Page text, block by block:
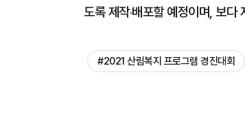
도록 제작‧배포할 예정이며, 보
#2021 산림복지 프로그램 경진대회